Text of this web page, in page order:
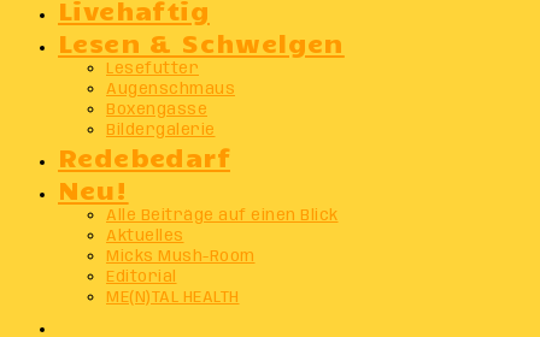
Livehaftig
Lesen & Schwelgen
Lesefutter
Augenschmaus
Boxengasse
Bildergalerie
Redebedarf
Neu!
Alle Beiträge auf einen Blick
Aktuelles
Micks Mush-Room
Editorial
ME(N)TAL HEALTH